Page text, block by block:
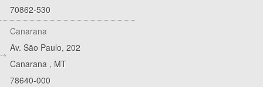
70862-530
Canarana
Av. São Paulo, 202
Canarana , MT
78640-000